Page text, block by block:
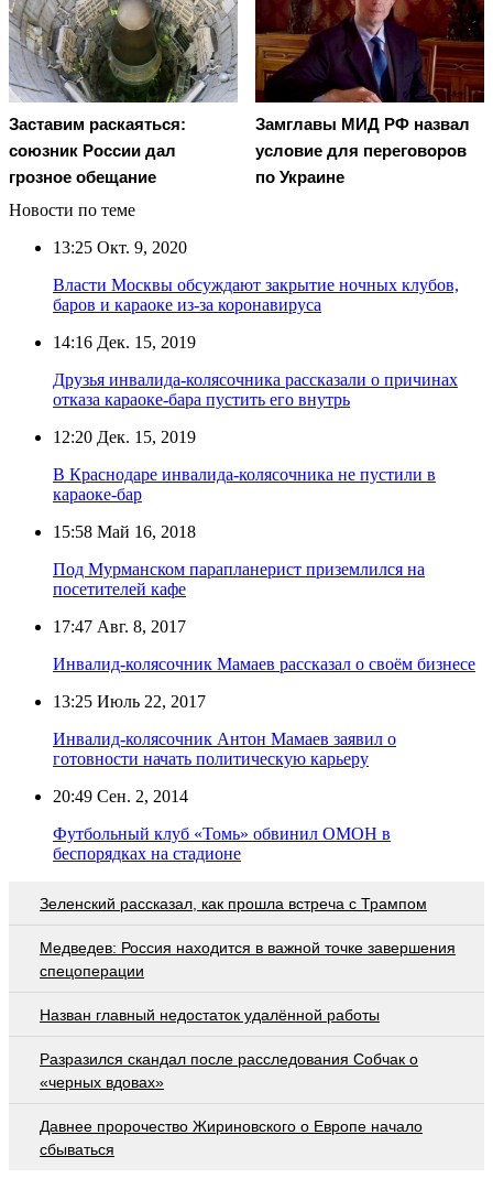
Заставим раскаяться:
союзник России дал
грозное обещание
Замглавы МИД РФ назвал
условие для переговоров
по Украине
Новости по теме
13:25 Окт. 9, 2020
Власти Москвы обсуждают закрытие ночных клубов,
баров и караоке из-за коронавируса
14:16 Дек. 15, 2019
Друзья инвалида-колясочника рассказали о причинах
отказа караоке-бара пустить его внутрь
12:20 Дек. 15, 2019
В Краснодаре инвалида-колясочника не пустили в
караоке-бар
15:58 Май 16, 2018
Под Мурманском парапланерист приземлился на
посетителей кафе
17:47 Авг. 8, 2017
Инвалид-колясочник Мамаев рассказал о своём бизнесе
13:25 Июль 22, 2017
Инвалид-колясочник Антон Мамаев заявил о
готовности начать политическую карьеру
20:49 Сен. 2, 2014
Футбольный клуб «Томь» обвинил ОМОН в
беспорядках на стадионе
Зеленский рассказал, как прошла встреча с Трампом
Медведев: Россия находится в важной точке завершения
спецоперации
Назван главный недостаток удалённой работы
Разразился скандал после расследования Собчак о
«черных вдовах»
Давнее пророчество Жириновского о Европе начало
сбываться